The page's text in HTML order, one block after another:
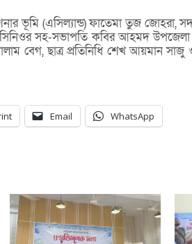
ভূমি (এসিল্যান্ড) ফাতেমা তুজ জোহরা,
সহ-সভাপতি কবির আহমদ উপজেলা
বেগ, ছাত্র প্রতিনিধি শেখ আয়মান সাজু
Email WhatsApp